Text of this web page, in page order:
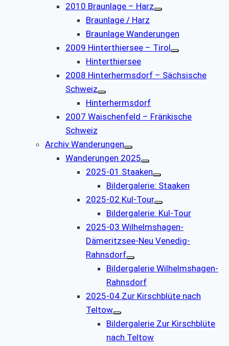
2010 Braunlage – Harz
Braunlage / Harz
Braunlage Wanderungen
2009 Hinterthiersee – Tirol
Hinterthiersee
2008 Hinterhermsdorf – Sächsische
Schweiz
Hinterhermsdorf
2007 Waischenfeld – Fränkische
Schweiz
Archiv Wanderungen
Wanderungen 2025
2025-01 Staaken
Bildergalerie: Staaken
2025-02 Kul-Tour
Bildergalerie: Kul-Tour
2025-03 Wilhelmshagen-
Dämeritzsee-Neu Venedig-
Rahnsdorf
Bildergalerie Wilhelmshagen-
Rahnsdorf
2025-04 Zur Kirschblüte nach
Teltow
Bildergalerie Zur Kirschblüte
nach Teltow